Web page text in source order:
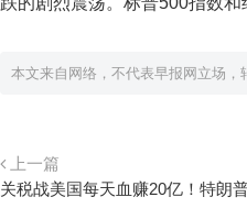
本文来自网络，不代表早报网立场，
上一篇
关税战美国每天血赚20亿！特朗